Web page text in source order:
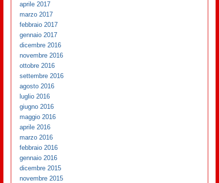
aprile 2017
marzo 2017
febbraio 2017
gennaio 2017
dicembre 2016
novembre 2016
ottobre 2016
settembre 2016
agosto 2016
luglio 2016
giugno 2016
maggio 2016
aprile 2016
marzo 2016
febbraio 2016
gennaio 2016
dicembre 2015
novembre 2015